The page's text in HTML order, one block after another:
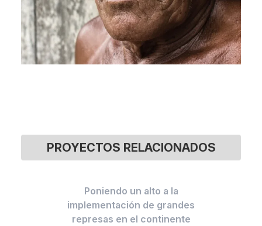
PROYECTOS RELACIONADOS
Poniendo un alto a la
implementación de grandes
represas en el continente